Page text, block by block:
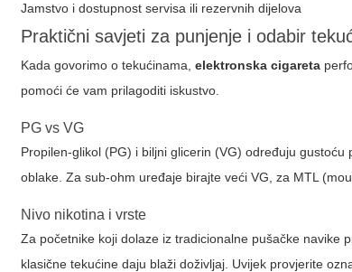
Jamstvo i dostupnost servisa ili rezervnih dijelova
Praktični savjeti za punjenje i odabir
Kada govorimo o tekućinama,elektronska cigareta
pomoći će vam prilagoditi iskustvo.
PG vs VG
Propilen-glikol (PG) i biljni glicerin (VG) određuju
oblake. Za sub-ohm uređaje birajte veći VG, za MTL
Nivo nikotina i vrste
Za početnike koji dolaze iz tradicionalne pušačke navike
klasične tekućine daju blaži doživljaj. Uvijek provjerite